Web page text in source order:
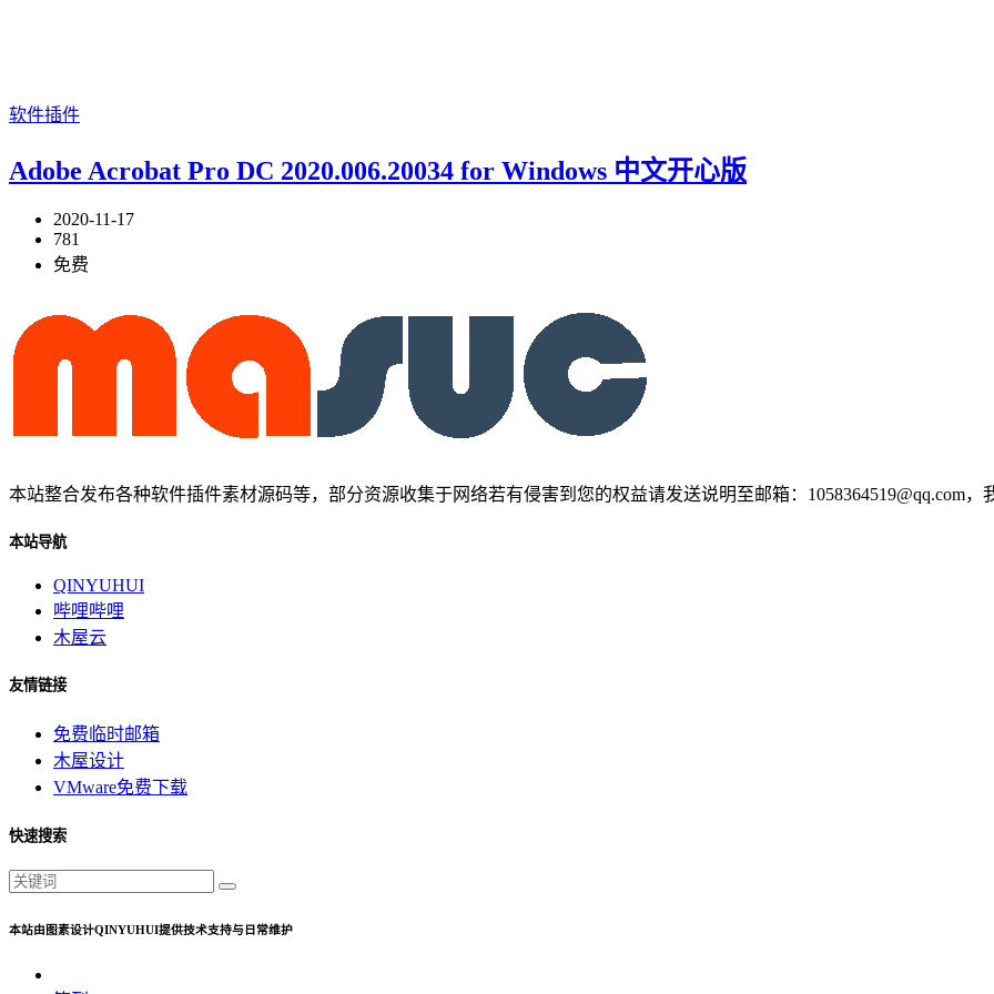
软件插件
Adobe Acrobat Pro DC 2020.006.20034 for Windows 中文开心版
2020-11-17
781
免费
本站整合发布各种软件插件素材源码等，部分资源收集于网络若有侵害到您的权益请发送说明至邮箱：1058364519@qq.com，
本站导航
QINYUHUI
哔哩哔哩
木屋云
友情链接
免费临时邮箱
木屋设计
VMware免费下载
快速搜索
本站由图素设计QINYUHUI提供技术支持与日常维护